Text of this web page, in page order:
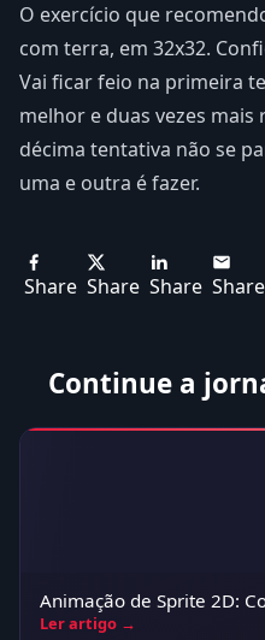
O exercício que
com terra, em 32x32.
Vai ficar feio na primeira
melhor e duas vezes
décima tentativa não se
uma e outra é fazer.
Share Share Share Share
Continue a
Animação de Sprite 2D:
Ler artigo →